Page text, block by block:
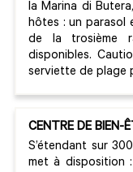
la Marina di
hôtes : un parasol
de la trosième
disponibles.
serviette de plage
CENTRE DE BIEN-
S’étendant sur
met à disposition